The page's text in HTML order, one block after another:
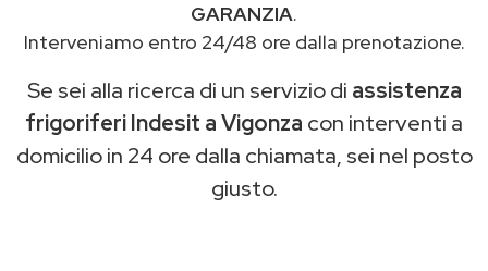
GARANZIA.
Interveniamo entro 24/48 ore dalla prenotazione.
Se sei alla ricerca di un servizio di assistenza
frigoriferi Indesit a Vigonza con interventi a
domicilio in 24 ore dalla chiamata, sei nel posto
giusto.